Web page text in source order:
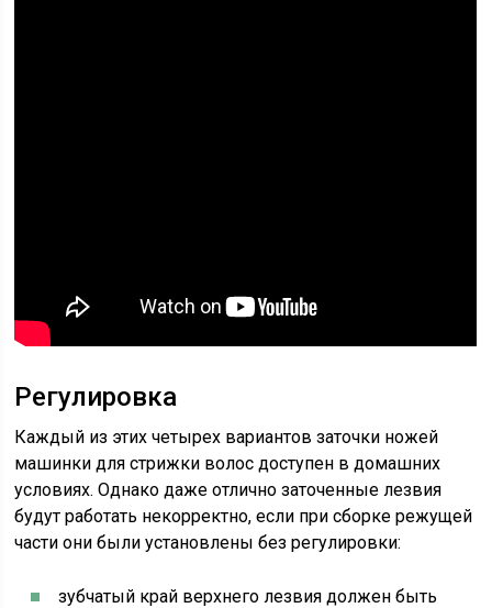
Регулировка
Каждый из этих четырех вариантов заточки ножей
машинки для стрижки волос доступен в домашних
условиях. Однако даже отлично заточенные лезвия
будут работать некорректно, если при сборке режущей
части они были установлены без регулировки:
зубчатый край верхнего лезвия должен быть